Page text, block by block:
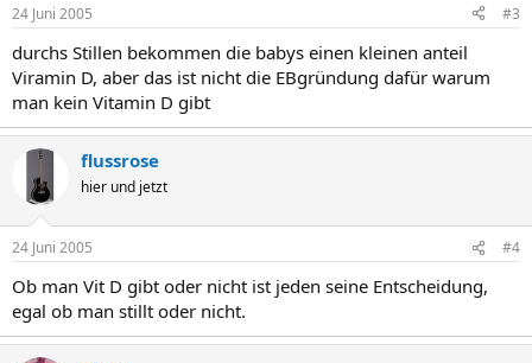
24 Juni 2005 #3
durchs Stillen bekommen die babys einen kleinen anteil
Viramin D, aber das ist nicht die EBgründung dafür warum
man kein Vitamin D gibt
flussrose
hier und jetzt
24 Juni 2005 #4
Ob man Vit D gibt oder nicht ist jeden seine Entscheidung,
egal ob man stillt oder nicht.